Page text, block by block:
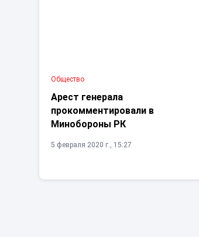
Общество
Арест генерала
прокомментировали в
Минобороны РК
5 февраля 2020 г., 15:27